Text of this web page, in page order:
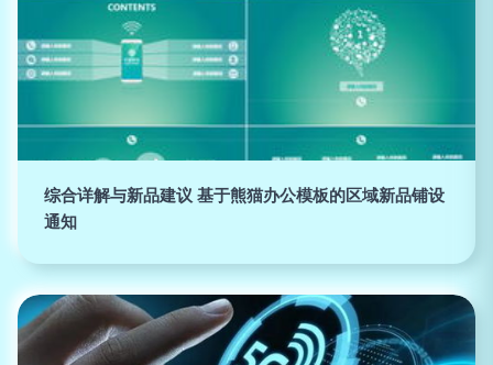
综合详解与新品建议 基于熊猫办公模板的区域新品铺设
通知